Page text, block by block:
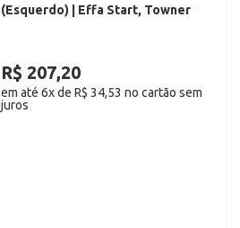
(Esquerdo) | Effa Start, Towner
R$ 207,20
em até 6x de R$ 34,53 no cartão sem
juros